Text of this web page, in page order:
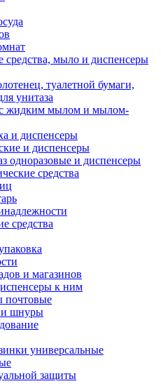
мыло и диспенсеры
туалетной бумаги,
унитаза
жидким мылом и мылом-
и диспенсеры
и диспенсеры
одноразовые и диспенсеры
средства
средства
и магазинов
к ним
почтовые
и шнуры
универсальные
защиты